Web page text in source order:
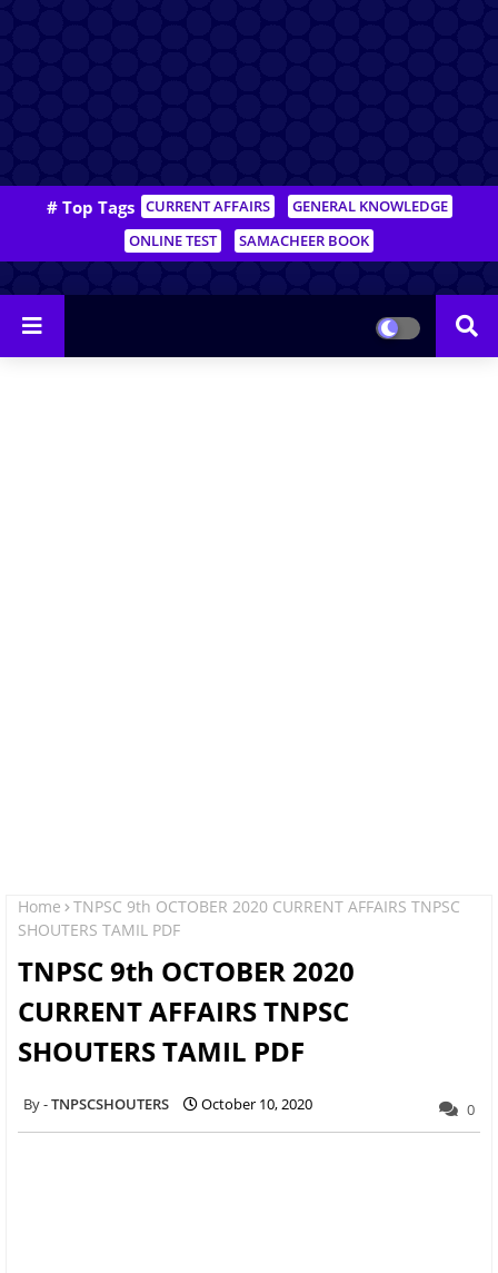
# Top Tags CURRENT AFFAIRS
GENERAL KNOWLEDGE
ONLINE TEST
SAMACHEER BOOK
Home
TNPSC 9th OCTOBER 2020 CURRENT AFFAIRS TNPSC
SHOUTERS TAMIL PDF
TNPSC 9th OCTOBER 2020
CURRENT AFFAIRS TNPSC
SHOUTERS TAMIL PDF
TNPSCSHOUTERS October 10, 2020 0